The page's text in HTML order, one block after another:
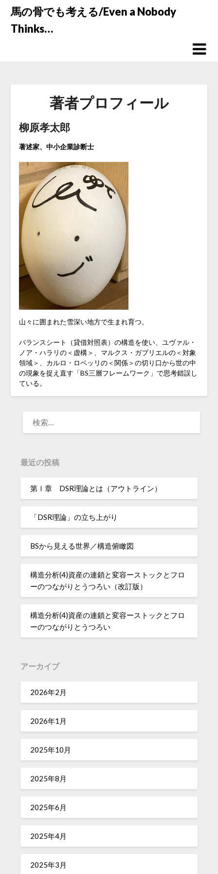
Skip
content
馬の骨でも考える/Even a Nobody
Thinks…
著者プロフィール
柳原孝太郎
著述家、中小企業診断士
山々に囲まれた雪深い地方で生まれ育つ。
バランスシート（貸借対照表）の構造を使い、ユヴァル・
ノア・ハラリの＜虚構＞、マルクス・ガブリエルの＜対象
領域＞、カルロ・ロベッリの＜関係＞の切り口から世の中
の現象を捉え直す「BS三層フレームワーク」で思考錯誤し
ている。
最近の投稿
第Ⅰ章 DSR理論とは（アウトライン）
「DSR理論」の立ち上がり
BSから見える世界／構造俯瞰図
構造分析(4)資産の連鎖と変容ーストックとフロ
ーのつながりとうつろい（改訂版）
構造分析(4)資産の連鎖と変容ーストックとフロ
ーのつながりとうつろい
アーカイブ
2026年2月
2026年1月
2025年10月
2025年8月
2025年6月
2025年4月
2025年3月